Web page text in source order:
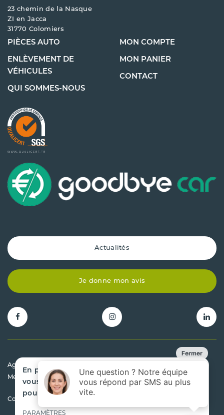
23 chemin de la Nasque
ZI en Jacca
31770 Colomiers
PIÈCES AUTO
ENLÈVEMENT DE
VÉHICULES
QUI SOMMES-NOUS
MON COMPTE
MON PANIER
CONTACT
Actualités
Je donne mon avis
Agrément préfectoral 31.00043.D
Mentions légales
Conditions générales de vente
En poursuivant votre navigation sur ce site,
vous acceptez que nous utilisions des cookies
pour mesurer l'audience de notre site.
PARAMÈTRES